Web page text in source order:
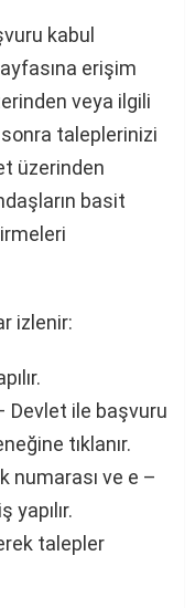
kabul
erişim
veya ilgili
taleplerinizi
üzerinden
basit
izlenir:
Devlet ile başvuru
tıklanır.
numarası ve e –
talepler